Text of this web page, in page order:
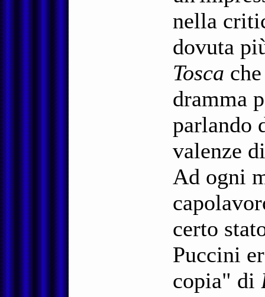
nella
dovuta
Tosca
dramma
parlando
valenze
Ad ogni
certo
Puccini
copia" di